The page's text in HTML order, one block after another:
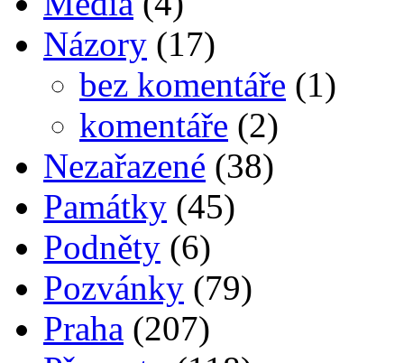
Názory (17)
bez komentáře (1)
komentáře (2)
Nezařazené (38)
Památky (45)
Podněty (6)
Pozvánky (79)
Praha (207)